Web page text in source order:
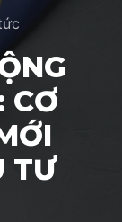
CƠ
TƯ